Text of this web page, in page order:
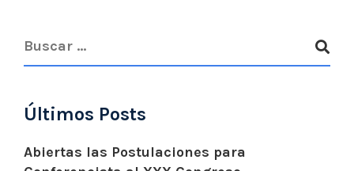
Últimos Posts
Abiertas las Postulaciones para